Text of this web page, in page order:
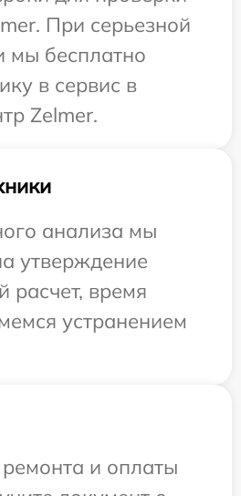
При серьезной
мы бесплатно
в сервис в
Zelmer.
анализа мы
утверждение
расчет, время
устранением
и оплаты